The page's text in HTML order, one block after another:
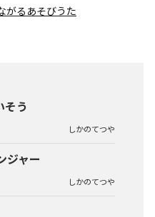
がるあそびうた
そう
しかのてつや
ジャー
しかのてつや